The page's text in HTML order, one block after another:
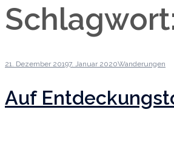
21. Dezember 20197. Januar 2020Wanderungen
Auf